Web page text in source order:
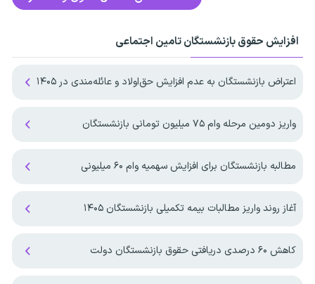
افزایش حقوق بازنشستگان تامین اجتماعی
اعتراض بازنشستگان به عدم افزایش حق‌اولاد و عائله‌مندی در ۱۴۰۵
واریز دومین مرحله وام ۷۵ میلیون تومانی بازنشستگان
مطالبه بازنشستگان برای افزایش سهمیه‌ وام ۶۰ میلیونی
آغاز روند واریز مطالبات بیمه تکمیلی بازنشستگان ۱۴۰۵
کاهش ۶۰ درصدی دریافتی حقوق بازنشستگان دولت